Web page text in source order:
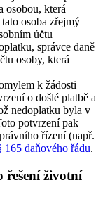
osobou, která
osoba zřejmý
účtu
správce daně
osoby, která
k žádosti
o došlé platbě a
nedoplatku byla v
potvrzení pak
řízení (např.
165 daňového řádu.
řešení životní